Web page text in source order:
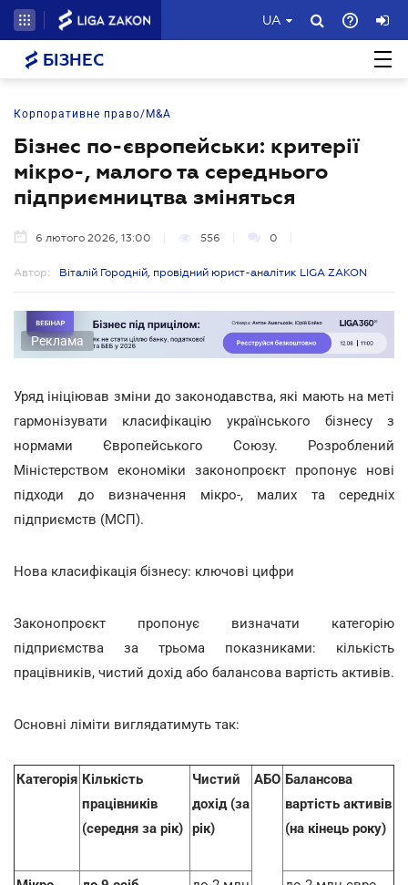
UA
БІЗНЕС
Корпоративне право/M&A
Бізнес по-європейськи: критерії
мікро-, малого та середнього
підприємництва зміняться
6 лютого 2026, 13:00 556 0
Автор: Віталій Городній, провідний юрист-аналітик LIGA ZAKON
Реклама
Уряд ініціював зміни до законодавства, які мають на меті
гармонізувати класифікацію українського бізнесу з
нормами Європейського Союзу. Розроблений
Міністерством економіки законопроєкт пропонує нові
підходи до визначення мікро-, малих та середніх
підприємств (МСП).
Нова класифікація бізнесу: ключові цифри
Законопроєкт пропонує визначати категорію
підприємства за трьома показниками: кількість
працівників, чистий дохід або балансова вартість активів.
Основні ліміти виглядатимуть так:
Категорія Кількість
працівників
(середня за рік)
Чистий
дохід (за
рік)
АБО Балансова
вартість активів
(на кінець року)